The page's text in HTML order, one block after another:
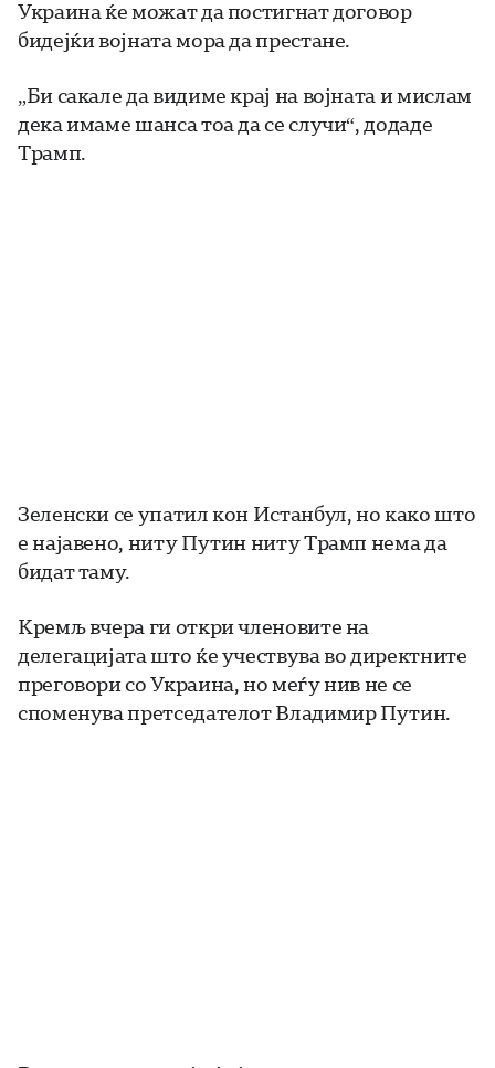
Украина ќе можат да постигнат договор
бидејќи војната мора да престане.
„Би сакале да видиме крај на војната и мислам
дека имаме шанса тоа да се случи“, додаде
Трамп.
Зеленски се упатил кон Истанбул, но како што
е најавено, ниту Путин ниту Трамп нема да
бидат таму.
Кремљ вчера ги откри членовите на
делегацијата што ќе учествува во директните
преговори со Украина, но меѓу нив не се
споменува претседателот Владимир Путин.